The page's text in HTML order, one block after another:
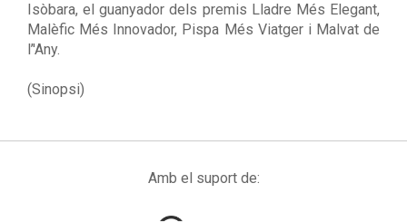
Isòbara, el guanyador dels premis Lladre Més Elegant,
Malèfic Més Innovador, Pispa Més Viatger i Malvat de
l’'Any.
(Sinopsi)
Amb el suport de: